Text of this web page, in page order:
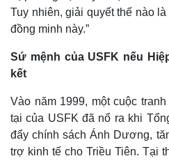
Tuy nhiên, giải quyết thế nào
đồng minh này.”
Sứ mệnh của USFK nếu
kết
Vào năm 1999, một cuộc
tại của USFK đã nổ ra khi
đẩy chính sách Ánh Dương,
trợ kinh tế cho Triều Tiên. Tại